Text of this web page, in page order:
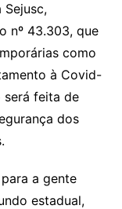
nº 43.303, que
como
à Covid-
será feita de
dos
a gente
estadual,